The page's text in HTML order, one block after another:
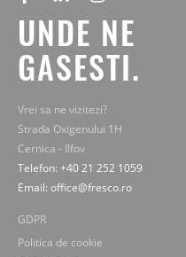
UNDE NE
GASESTI.
Vrei sa ne vizitezi?
Strada Oxigenului 1H
Cernica - Ilfov
Telefon: +40 21 252 1059
Email: office@fresco.ro
GDPR
Politica de cookie